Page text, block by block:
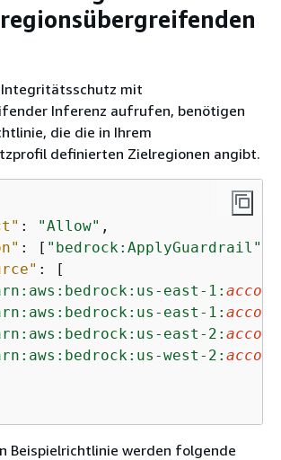
Integritätsschutz mit
Inferenz aufrufen, benötigen
die die in Ihrem
definierten Zielregionen angibt.
: "Allow" ,
: [ "bedrock:ApplyGuardrail"
: [
east-1:
east-1:
east-2:
west-2:
Beispielrichtlinie werden folgende